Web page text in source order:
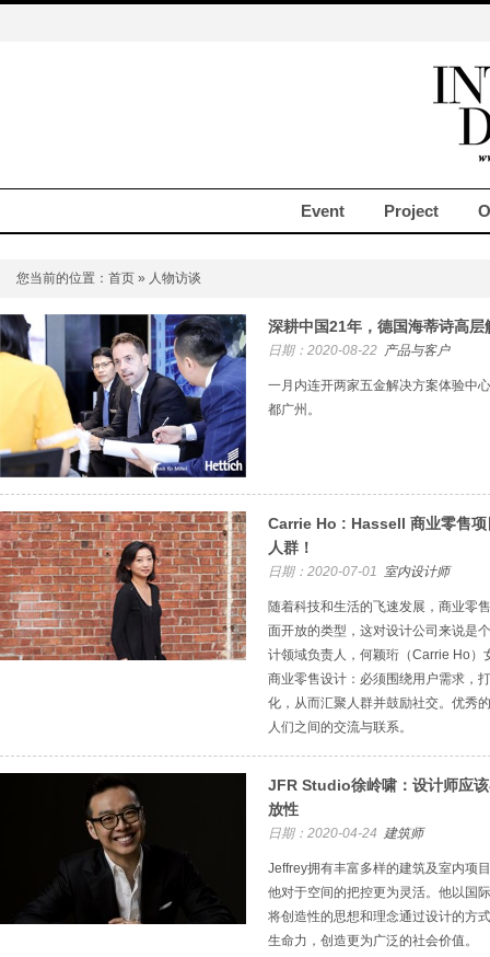
Event Project
您当前的位置： 首页 » 人物访谈
深耕中国21年，德国海蒂诗高层
日期：2020-08-22 产品与客户
一月内连开两家五金解决方案体验中
都广州。
Carrie Ho : Hassell 商业零售项
人群！
日期：2020-07-01 室内设计师
随着科技和生活的飞速发展，商业零
面开放的类型，这对设计公司来说是
计领域负责人，何颖珩（Carrie Ho
商业零售设计：必须围绕用户需求，
化，从而汇聚人群并鼓励社交。优秀
人们之间的交流与联系。
JFR Studio徐岭啸：设计师应
放性
日期：2020-04-24 建筑师
Jeffrey拥有丰富多样的建筑及室内项
他对于空间的把控更为灵活。他以国
将创造性的思想和理念通过设计的方
生命力，创造更为广泛的社会价值。